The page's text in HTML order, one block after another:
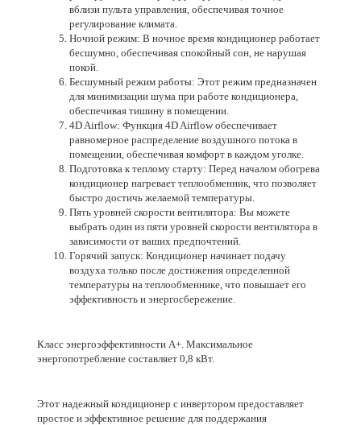
вблизи пульта управления, обеспечивая точное
регулирование климата.
Ночной режим: В ночное время кондиционер работает
бесшумно, обеспечивая спокойный сон, не нарушая
покой.
Бесшумный режим работы: Этот режим предназначен
для минимизации шума при работе кондиционера,
обеспечивая тишину в помещении.
4D Airflow: Функция 4D Airflow обеспечивает
равномерное распределение воздушного потока в
помещении, обеспечивая комфорт в каждом уголке.
Подготовка к теплому старту: Перед началом обогрева
кондиционер нагревает теплообменник, что позволяет
быстро достичь желаемой температуры.
Пять уровней скорости вентилятора: Вы можете
выбрать один из пяти уровней скорости вентилятора в
зависимости от ваших предпочтений.
Горячий запуск: Кондиционер начинает подачу
воздуха только после достижения определенной
температуры на теплообменнике, что повышает его
эффективность и энергосбережение.
Класс энергоэффективности А+. Максимальное
энергопотребление составляет 0,8 кВт.
Этот надежный кондиционер с инвертором предоставляет
простое и эффективное решение для поддержания